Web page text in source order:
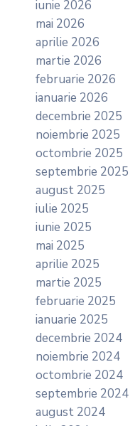
iunie 2026
mai 2026
aprilie 2026
martie 2026
februarie 2026
ianuarie 2026
decembrie 2025
noiembrie 2025
octombrie 2025
septembrie 2025
august 2025
iulie 2025
iunie 2025
mai 2025
aprilie 2025
martie 2025
februarie 2025
ianuarie 2025
decembrie 2024
noiembrie 2024
octombrie 2024
septembrie 2024
august 2024